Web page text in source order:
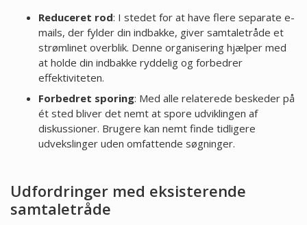
Reduceret rod: I stedet for at have flere separate e-
mails, der fylder din indbakke, giver samtaletråde et
strømlinet overblik. Denne organisering hjælper med
at holde din indbakke ryddelig og forbedrer
effektiviteten.
Forbedret sporing: Med alle relaterede beskeder på
ét sted bliver det nemt at spore udviklingen af
diskussioner. Brugere kan nemt finde tidligere
udvekslinger uden omfattende søgninger.
Udfordringer med eksisterende
samtaletråde